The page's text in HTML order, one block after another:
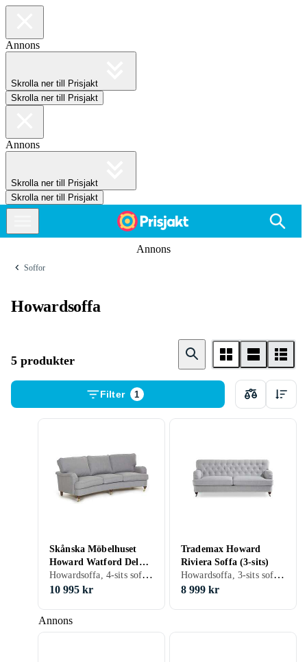
Annons
Skrolla ner till Prisjakt
Skrolla ner till Prisjakt
Annons
Skrolla ner till Prisjakt
Skrolla ner till Prisjakt
Annons
Soffor
Howardsoffa
5 produkter
Filter 1
Annons
Skånska Möbelhuset
Howard Watford Deluxe
4-sits svängd soffa
Howardsoffa, 4-sits soffa, 4 st, Grå
10 995 kr
Trademax Howard
Riviera Soffa (3-sits)
Howardsoffa, 3-sits soffa, 3 st, Plast/Polyester, Tyg/Textil, Svart, Grå, Brun, Blå, Gul, Grön, Lila, Creme/Beige
8 999 kr